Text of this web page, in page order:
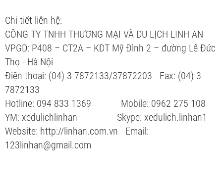
Chi tiết liên hệ:
CÔNG TY TNHH THƯƠNG MẠI VÀ DU LỊCH LINH AN
VPGD: P408 – CT2A – KDT Mỹ Đình 2 – đường Lê Đức
Thọ - Hà Nội
Điện thoại: (04) 3 7872133/37872203 Fax: (04) 3
7872133
Hotline: 094 833 1369 Mobile: 0962 275 108
YM: xedulichlinhan Skype: xedulich.linhan1
Website: http://linhan.com.vn Email:
123linhan@gmail.com